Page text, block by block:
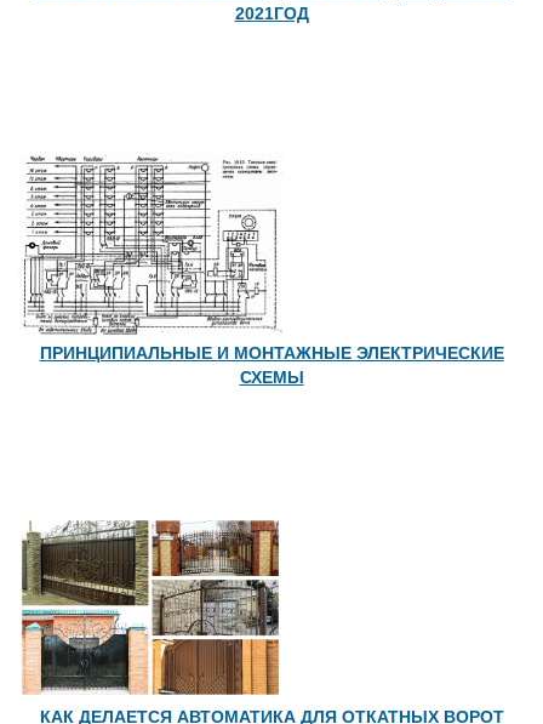
2021ГОД
ПРИНЦИПИАЛЬНЫЕ И МОНТАЖНЫЕ ЭЛЕКТРИЧЕСКИЕ
СХЕМЫ
КАК ДЕЛАЕТСЯ АВТОМАТИКА ДЛЯ ОТКАТНЫХ ВОРОТ